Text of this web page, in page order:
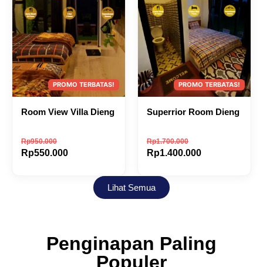
Room View Villa Dieng
Rp950.000
Rp550.000
Superrior Room Dieng
Rp1.700.000
Rp1.400.000
Lihat Semua
Penginapan Paling
Populer